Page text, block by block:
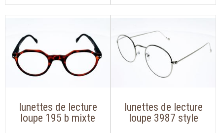
lunettes de lecture
loupe 195 b mixte
lunettes de lecture
loupe 3987 style